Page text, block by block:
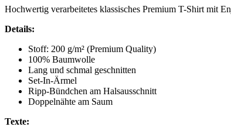
Hochwertig verarbeitetes klassisches Premium T-Shirt mit
Details:
Stoff: 200 g/m² (Premium Quality)
100% Baumwolle
Lang und schmal geschnitten
Set-In-Ärmel
Ripp-Bündchen am Halsausschnitt
Doppelnähte am Saum
Texte: